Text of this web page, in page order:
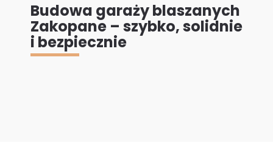
Budowa garaży blaszanych
Zakopane – szybko, solidnie
i bezpiecznie